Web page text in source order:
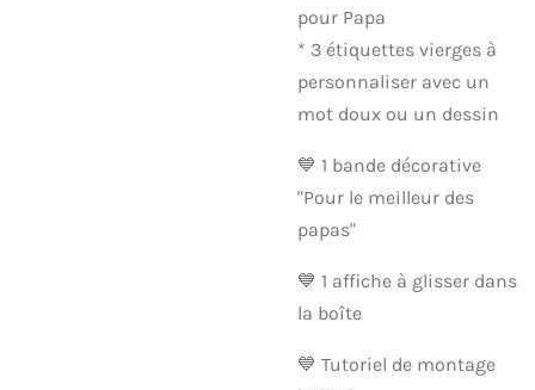
pour Papa
* 3 étiquettes vierges à
personnaliser avec un
mot doux ou un dessin
💙 1 bande décorative
"Pour le meilleur des
papas"
💙 1 affiche à glisser dans
la boîte
💙 Tutoriel de montage